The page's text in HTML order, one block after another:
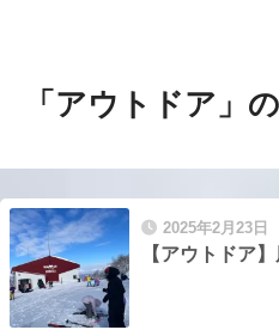
「アウトドア」
2025年2月23日
【アウトドア